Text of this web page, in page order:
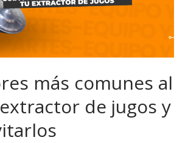
más comunes al
de jugos y